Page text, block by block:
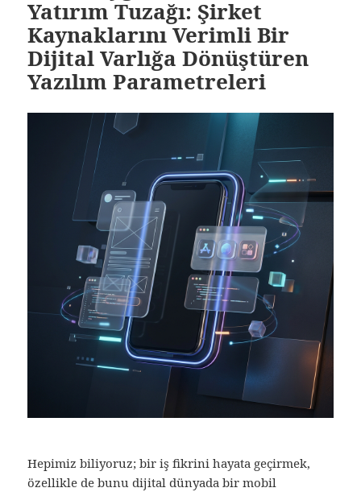
Yatırım Tuzağı: Şirket
Kaynaklarını Verimli Bir
Dijital Varlığa Dönüştüren
Yazılım Parametreleri
Hepimiz biliyoruz; bir iş fikrini hayata geçirmek,
özellikle de bunu dijital dünyada bir mobil